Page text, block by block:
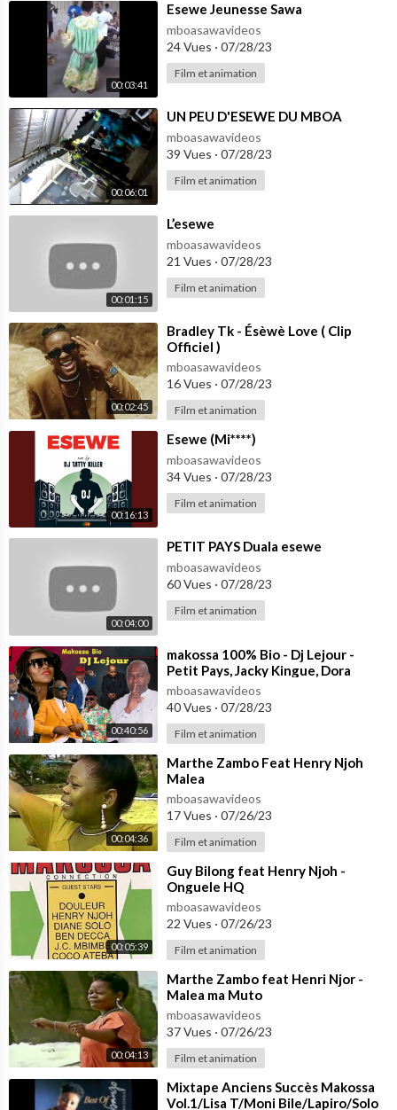
00:03:41
⁣Esewe Jeunesse Sawa
mboasawavideos
24 Vues · 07/28/23
Film et animation
00:06:01
⁣UN PEU D'ESEWE DU MBOA
mboasawavideos
39 Vues · 07/28/23
Film et animation
00:01:15
⁣L’esewe
mboasawavideos
21 Vues · 07/28/23
Film et animation
00:02:45
⁣Bradley Tk - Ésèwè Love ( Clip
Officiel )
mboasawavideos
16 Vues · 07/28/23
Film et animation
00:16:13
⁣Esewe (Mi****)
mboasawavideos
34 Vues · 07/28/23
Film et animation
00:04:00
⁣PETIT PAYS Duala esewe
mboasawavideos
60 Vues · 07/28/23
Film et animation
00:40:56
⁣makossa 100% Bio - Dj Lejour -
Petit Pays, Jacky Kingue, Dora
Decca, Longue Longue, Sergeo Polo
etc.
mboasawavideos
40 Vues · 07/28/23
Film et animation
00:04:36
⁣Marthe Zambo Feat Henry Njoh
Malea
mboasawavideos
17 Vues · 07/26/23
Film et animation
00:05:39
⁣Guy Bilong feat Henry Njoh -
Onguele HQ
mboasawavideos
22 Vues · 07/26/23
Film et animation
00:04:13
⁣Marthe Zambo feat Henri Njor -
Malea ma Muto
mboasawavideos
37 Vues · 07/26/23
Film et animation
⁣Mixtape Anciens Succès Makossa
Vol.1/Lisa T/Moni Bile/Lapiro/Solo